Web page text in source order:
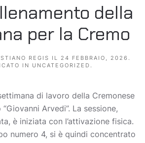
della
per la Cremo
REGIS IL 24 FEBBRAIO, 2026 .
IN UNCATEGORIZED .
di lavoro della Cremonese
Arvedi”. La sessione,
è iniziata con l’attivazione fisica.
numero 4, si è quindi concentrato